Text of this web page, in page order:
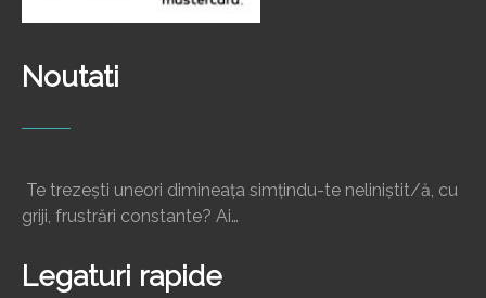
Noutati
Te trezești uneori dimineața simțindu-te neliniștit/ă, cu
griji, frustrări constante? Ai…
Legaturi rapide